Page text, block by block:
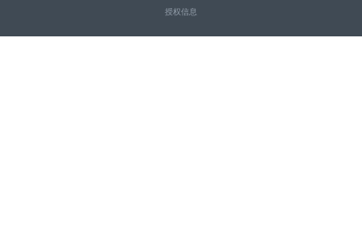
授权信息